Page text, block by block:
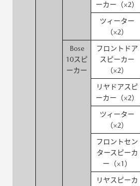
ーカー（×2）
ツィーター
（×2）
Bose
10スピ
ーカー
フロントドア
スピーカー
（×2）
リヤドアスピ
ーカー（×2）
ツィーター
（×2）
フロントセン
タースピーカ
ー（×1）
リヤスピーカ